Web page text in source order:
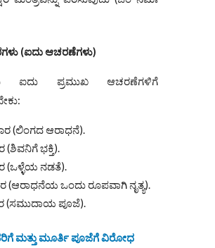
(ಐದು ಆಚರಣೆಗಳು)
ಐದು ಪ್ರಮುಖ ಆಚರಣೆಗಳಿಗೆ
(ಲಿಂಗದ ಆರಾಧನೆ).
(ಶಿವನಿಗೆ ಭಕ್ತಿ).
(ಒಳ್ಳೆಯ ನಡತೆ).
(ಆರಾಧನೆಯ ಒಂದು ರೂಪವಾಗಿ ನೃತ್ಯ).
(ಸಮುದಾಯ ಪೂಜೆ).
ಮತ್ತು ಮೂರ್ತಿ ಪೂಜೆಗೆ ವಿರೋಧ